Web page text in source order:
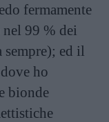
fermamente
99 % dei
ed il
ho
bionde